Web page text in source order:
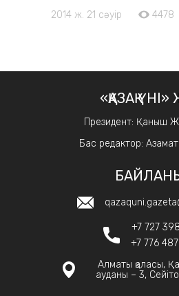
2014 ж. 21 сәуір 4478
«ҚАЗАҚ
Президент: Қаныш
Бас редактор: Азамат
+7 727
+7 776
Алматы қаласы,
ауданы – 3,